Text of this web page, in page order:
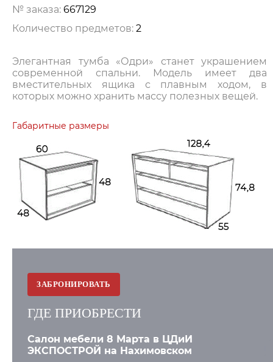
№ заказа: 667129
Количество предметов: 2
Элегантная тумба «Одри» станет украшением
современной спальни. Модель имеет два
вместительных ящика с плавным ходом, в
которых можно хранить массу полезных вещей.
Габаритные размеры
ЗАБРОНИРОВАТЬ
ГДЕ ПРИОБРЕСТИ
Салон мебели 8 Марта в ЦДиИ
ЭКСПОСТРОЙ на Нахимовском